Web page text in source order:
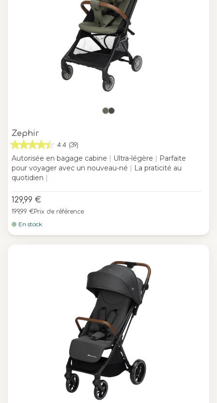
Zephir
4.4 (39)
Autorisée en bagage cabine | Ultra-légère | Parfaite
pour voyager avec un nouveau-né | La praticité au
quotidien |
129,99 €
199,99 €Prix de référence
En stock